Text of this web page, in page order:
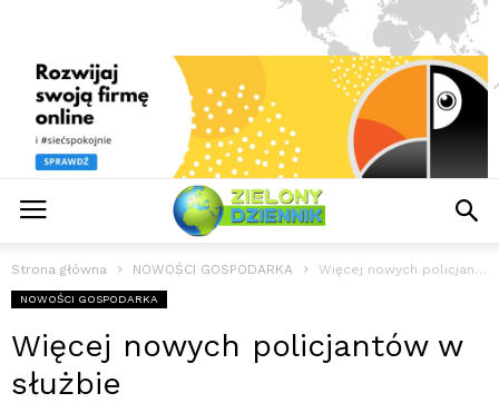
Strona główna NOWOŚCI GOSPODARKA Więcej nowych policjantów w służbie
NOWOŚCI GOSPODARKA
Więcej nowych policjantów w
służbie